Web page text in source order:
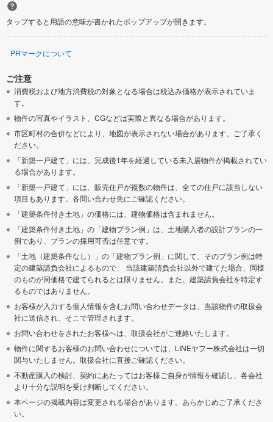
タップすると用語の意味が書かれたポップアップが開きます。
PRマークについて
ご注意
消費税および地方消費税の対象となる場合は税込み価格が表示されていま
す。
物件の写真やイラスト、CGなどは実際と異なる場合があります。
市区町村の合併などにより、地図が表示されない場合があります。ご了承く
ださい。
「新築一戸建て」には、完成後1年を経過している未入居物件が掲載されてい
る場合があります。
「新築一戸建て」には、販売住戸が複数の物件は、全ての住戸に該当しない
項目もあります。各問い合わせ先にご確認ください。
「建築条件付き土地」の価格には、建物価格は含まれません。
「建築条件付き土地」の「建物プラン例」は、土地購入者の設計プランの一
例であり、プランの採用可否は任意です。
「土地（建築条件なし）」の「建物プラン例」に関して、そのプラン例は特
定の建築請負会社によるもので、 当該建築請負会社以外で建てた場合、同様
のものが同価格で建てられるとは限りません。また、建築請負会社を特定す
るものではありません。
お客様が入力する個人情報を含むお問い合わせデータは、当該物件の取扱会
社に送信され、そこで管理されます。
お問い合わせをされたお客様へは、取扱会社がご連絡いたします。
物件に関するお客様のお問い合わせについては、LINEヤフー株式会社は一切
関与いたしません。取扱会社に直接ご確認ください。
不動産購入の検討、契約にあたってはお客様ご自身が情報を確認し、各会社
より十分な説明を受け判断してください。
本ページの掲載内容は変更される場合があります。あらかじめご了承くださ
い。